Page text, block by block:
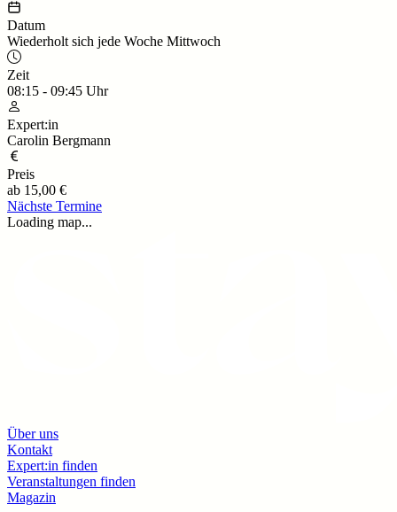
Datum
Wiederholt sich jede Woche Mittwoch
Zeit
08:15 - 09:45 Uhr
Expert:in
Carolin Bergmann
Preis
ab 15,00 €
Nächste Termine
Loading map...
Über uns
Kontakt
Expert:in finden
Veranstaltungen finden
Magazin